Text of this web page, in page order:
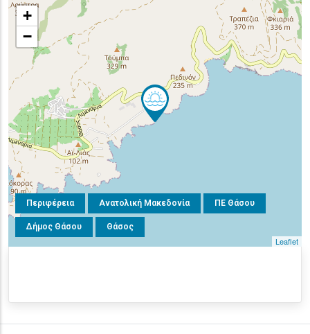
Περιφέρεια Ανατολική Μακεδονία ΠΕ Θάσου
Δήμος Θάσου Θάσος
+
−
Leaflet